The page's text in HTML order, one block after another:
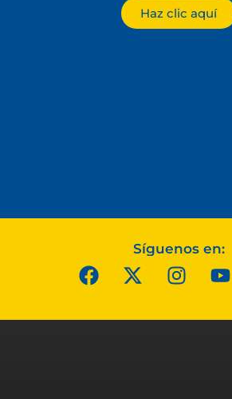
Haz clic aquí
Síguenos en: